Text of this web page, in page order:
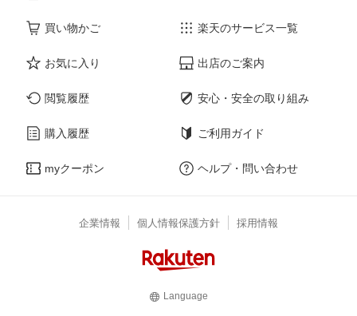
買い物かご
お気に入り
閲覧履歴
購入履歴
myクーポン
楽天のサービス一覧
出店のご案内
安心・安全の取り組み
ご利用ガイド
ヘルプ・問い合わせ
企業情報 個人情報保護方針 採用情報
Language